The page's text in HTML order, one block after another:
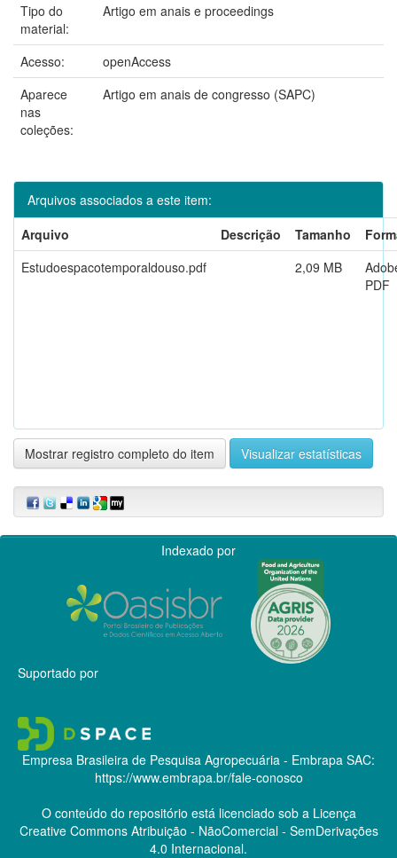
Tipo do
material:
Artigo em anais e proceedings
Acesso:
openAccess
Aparece
nas
coleções:
Artigo em anais de congresso (SAPC)
Arquivos associados a este item:
Arquivo
Descrição Tamanho
Estudoespacotemporaldouso.pdf
2,09 MB
PDF
Mostrar registro completo do item Visualizar estatísticas
Indexado por
Suportado por
Empresa Brasileira de Pesquisa Agropecuária - Embrapa SAC:
https://www.embrapa.br/fale-conosco
O conteúdo do repositório está licenciado sob a Licença
Creative CommonsAtribuição - NãoComercial - SemDerivações
4.0 Internacional.